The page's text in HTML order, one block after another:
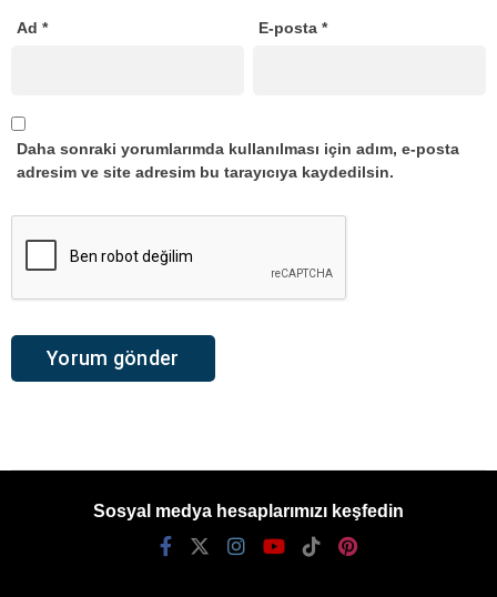
Ad * E-posta*
Daha sonraki yorumlarımda kullanılması için adım, e-posta
adresim ve site adresim bu tarayıcıya kaydedilsin.
Sosyal medya hesaplarımızı keşfedin